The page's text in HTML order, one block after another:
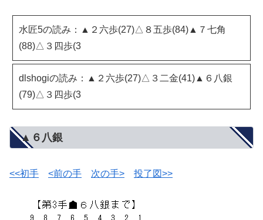
水匠5の読み：▲２六歩(27)△８五歩(84)▲７七角
(88)△３四歩(3
dlshogiの読み：▲２六歩(27)△３二金(41)▲６八銀
(79)△３四歩(3
▲６八銀
<<初手 <前の手 次の手> 投了図>>